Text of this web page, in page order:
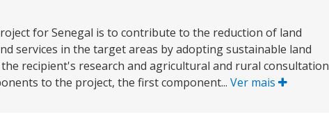
for Senegal is to contribute to the reduction of land
services in the target areas by adopting sustainable land
recipient's research and agricultural and rural consultation
to the project, the first component... Ver mais